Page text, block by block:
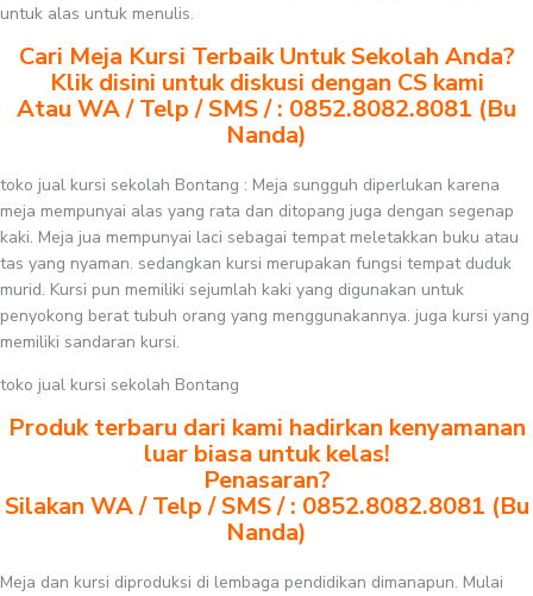
untuk alas untuk menulis.
Cari Meja Kursi Terbaik Untuk Sekolah Anda?
Klik disini untuk diskusi dengan CS kami
Atau WA / Telp / SMS / : 0852.8082.8081 (Bu
Nanda)
toko jual kursi sekolah Bontang : Meja sungguh diperlukan karena
meja mempunyai alas yang rata dan ditopang juga dengan segenap
kaki. Meja jua mempunyai laci sebagai tempat meletakkan buku atau
tas yang nyaman. sedangkan kursi merupakan fungsi tempat duduk
murid. Kursi pun memiliki sejumlah kaki yang digunakan untuk
penyokong berat tubuh orang yang menggunakannya. juga kursi yang
memiliki sandaran kursi.
toko jual kursi sekolah Bontang
Produk terbaru dari kami hadirkan kenyamanan
luar biasa untuk kelas!
Penasaran?
Silakan WA / Telp / SMS / : 0852.8082.8081 (Bu
Nanda)
Meja dan kursi diproduksi di lembaga pendidikan dimanapun. Mulai